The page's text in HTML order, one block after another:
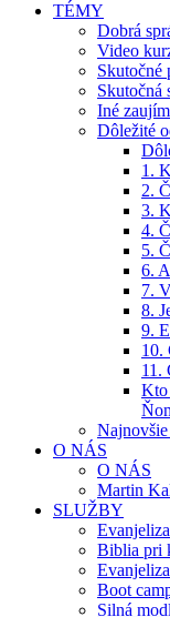
TÉMY
Dobrá
Video
Skutočné
Skutočná
Iné
Dôležité
1.
2.
3.
4.
5.
6.
7.
8.
9.
10.
11.
Kto
O NÁS
O NÁS
Martin
SLUŽBY
Biblia pri
Boot
Silná